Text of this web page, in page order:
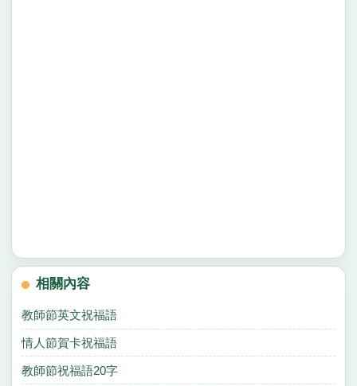
相關內容
教師節英文祝福語
情人節賀卡祝福語
教師節祝福語20字